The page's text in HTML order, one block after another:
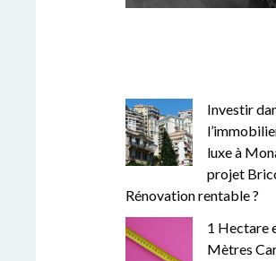
Investir
luxe à
projet
Rénovation rentable ?
1 Hectare
Mètres